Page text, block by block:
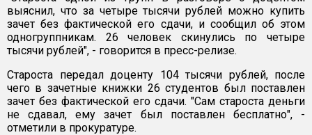
выяснил, что за четыре тысячи рублей можно купить
зачет без фактической его сдачи, и сообщил об этом
одногруппникам. 26 человек скинулись по четыре
тысячи рублей", - говорится в пресс-релизе.
Староста передал доценту 104 тысячи рублей, после
чего в зачетные книжки 26 студентов был поставлен
зачет без фактической его сдачи. "Сам староста деньги
не сдавал, ему зачет был поставлен бесплатно", -
отметили в прокуратуре.